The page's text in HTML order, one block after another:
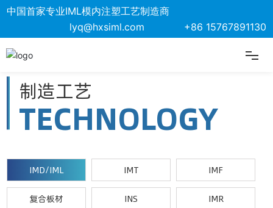
中国首家专业IML模内注塑工艺制造商
lyq@hxsiml.com
+86 15767891130
首页
关于我们
解决方案
制造工艺
TECHNOLOGY
IMD/IML IMT IMF
复合板材 INS IMR
制造工艺
TECHNOLOGY
IMD/IML IMT IMF
复合板材 INS IMR
制造工艺
TECHNOLOGY
IMD/IML IMT IMF
复合板材 INS IMR
制造工艺
TECHNOLOGY
IMD/IML IMT IMF
复合板材 INS IMR
制造工艺
TECHNOLOGY
IMD/IML IMT IMF
复合板材 INS IMR
制造工艺
TECHNOLOGY
IMD/IML IMT IMF
复合板材 INS IMR